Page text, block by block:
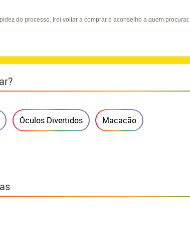
do processo. Irei voltar a comprar e aconselho a quem procurar.
Óculos Divertidos Macacão